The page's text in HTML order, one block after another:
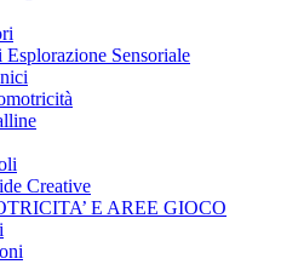
Sensoriale
Creative
E AREE GIOCO